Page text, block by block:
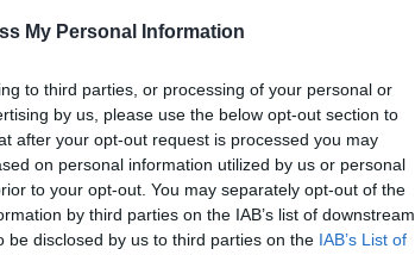
My Personal Information
to third parties, or processing of your personal or
by us, please use the below opt-out section to
after your opt-out request is processed you may
on personal information utilized by us or personal
to your opt-out. You may separately opt-out of the
by third parties on the IAB’s list of downstream
be disclosed by us to third parties on the IAB’s List of